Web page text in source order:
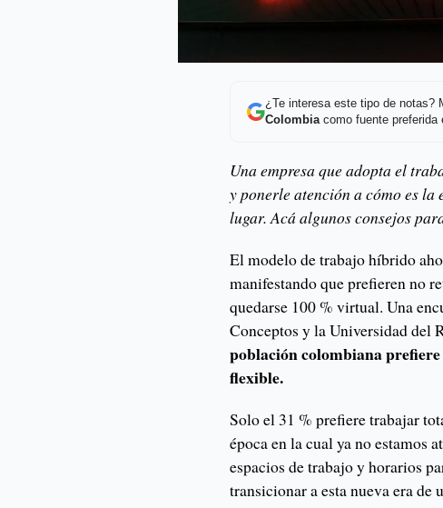
¿Te interesa este tipo de notas?
Colombiacomo fuente preferida
Una empresa que adopta el
y ponerle atención a cómo es
lugar. Acá algunos consejos
El modelo de trabajo híbrido
manifestando que prefieren no
quedarse 100 % virtual. Una
Conceptos y la Universidad del
población colombiana
flexible.
Solo el 31 % prefiere trabajar
época en la cual ya no estamos
espacios de trabajo y horarios
transicionar a esta nueva era de